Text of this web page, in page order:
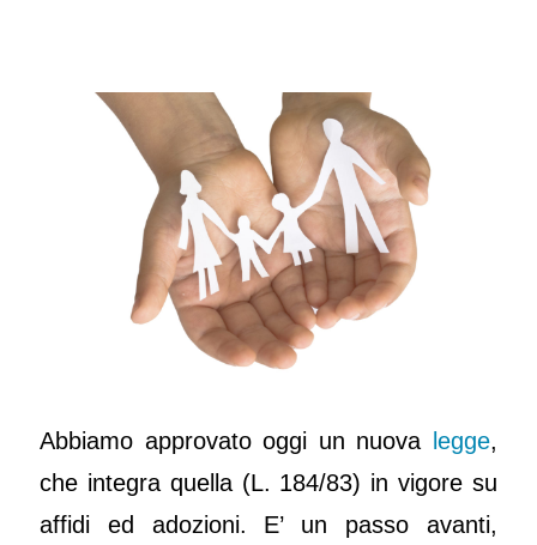
Abbiamo approvato oggi un nuova legge,
che integra quella (L. 184/83) in vigore su
affidi ed adozioni. E’ un passo avanti,